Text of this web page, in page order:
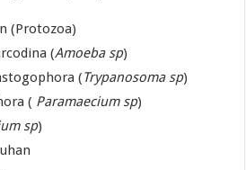
(Protozoa)
(Amoeba sp)
(Trypanosoma sp)
( Paramaecium sp)
sp)